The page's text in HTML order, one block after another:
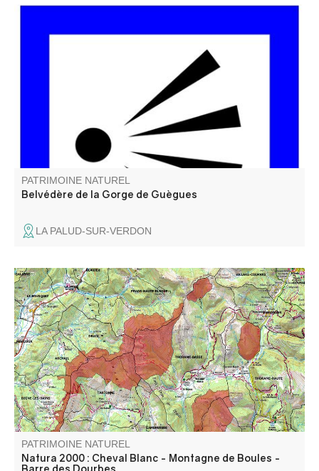
Du belvédère de la Gorge de Guègues, on surplombe les
vestiges de la ferme de Guègues, située sur un plateau
herbeux qui est au-dessus des Gorges. La ferme était
occupée par le pastre (berger) et possédait un beau
verger (amandiers, poiriers…).
PATRIMOINE NATUREL
Belvédère de la Gorge de Guègues
LA PALUD-SUR-VERDON
Constitué de 4 entités, ce massif s’élève entre les vallées
de La Bléone et du Verdon.
PATRIMOINE NATUREL
Natura 2000 : Cheval Blanc - Montagne de Boules -
Barre des Dourbes